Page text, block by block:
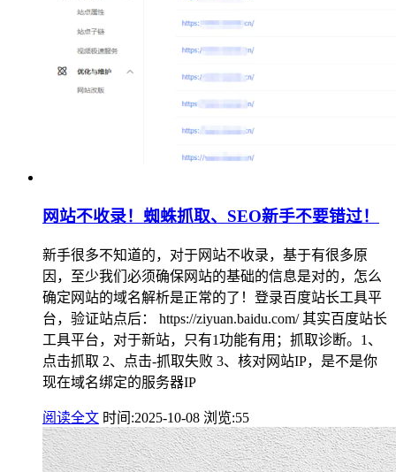
网站不收录！蜘蛛抓取、SEO新手不要错过！
新手很多不知道的，对于网站不收录，基于有很多原
因，至少我们必须确保网站的基础的信息是对的，怎么
确定网站的域名解析是正常的了！登录百度站长工具平
台，验证站点后： https://ziyuan.baidu.com/ 其实百度站长
工具平台，对于新站，只有1功能有用；抓取诊断。1、
点击抓取 2、点击-抓取失败 3、核对网站IP，是不是你
现在域名绑定的服务器IP
阅读全文 时间:2025-10-08 浏览:55